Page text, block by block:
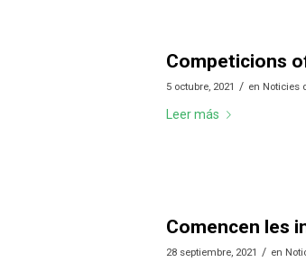
Competicions
5 octubre, 2021 / en Noticies
Leer más
Comencen les
28 septiembre, 2021 / en